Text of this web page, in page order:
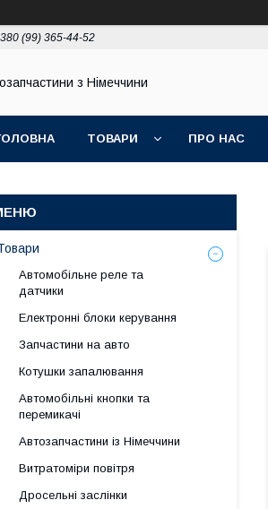
(99) 365-44-52
з Німеччини
ТОВАРИ ПРО НАС
Автомобільне реле та
датчики
Електронні блоки керування
Запчастини на авто
Котушки запалювання
Автомобільні кнопки та
перемикачі
Автозапчастини із Німеччини
Витратоміри повітря
Дросельні заслінки